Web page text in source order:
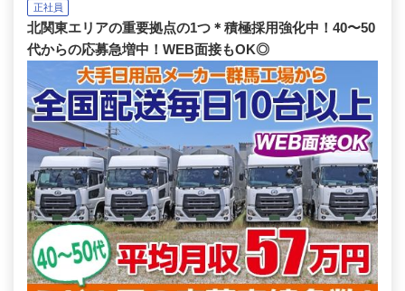
正社員
北関東エリアの重要拠点の1つ＊積極採用強化中！40〜50
代からの応募急増中！WEB面接もOK◎